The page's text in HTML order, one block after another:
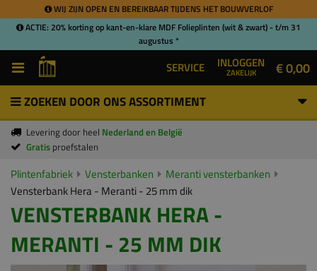
WIJ ZIJN OPEN EN BEREIKBAAR TIJDENS HET BOUWVERLOF
ACTIE: 20% korting op kant-en-klare MDF Folieplinten (wit & zwart) - t/m 31
augustus *
SERVICE INLOGGEN
ZAKELIJK € 0,00
ZOEKEN DOOR ONS ASSORTIMENT
Levering door heel Nederland en België
Gratis proefstalen
Plintenfabriek Vensterbanken
Meranti vensterbanken
Vensterbank Hera - Meranti - 25 mm dik
VENSTERBANK HERA -
MERANTI - 25 MM DIK